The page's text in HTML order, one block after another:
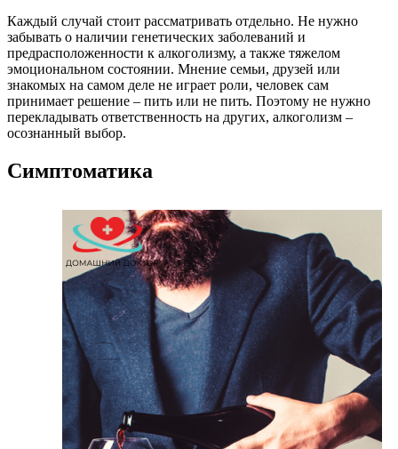
Каждый случай стоит рассматривать отдельно. Не нужно
забывать о наличии генетических заболеваний и
предрасположенности к алкоголизму, а также тяжелом
эмоциональном состоянии. Мнение семьи, друзей или
знакомых на самом деле не играет роли, человек сам
принимает решение – пить или не пить. Поэтому не нужно
перекладывать ответственность на других, алкоголизм –
осознанный выбор.
Симптоматика